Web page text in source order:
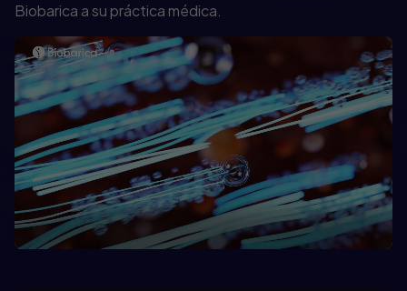
Biobarica a su práctica médica.